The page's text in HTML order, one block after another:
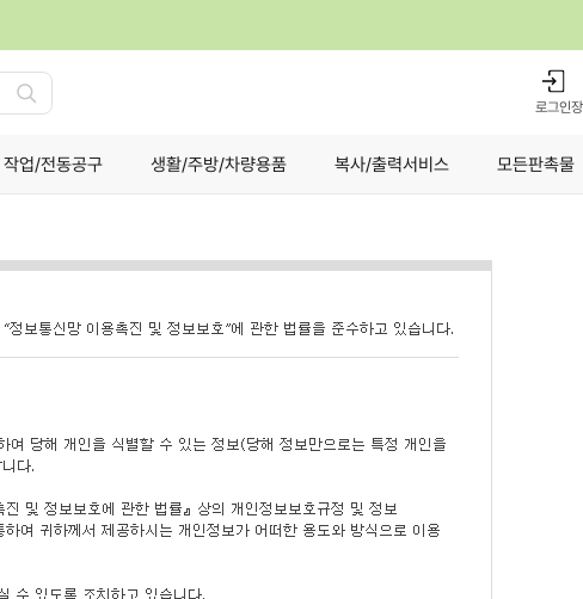
검
로그인
작업/전동공구 생활/주방/차량용품 복사/출력서비스 모든판촉물